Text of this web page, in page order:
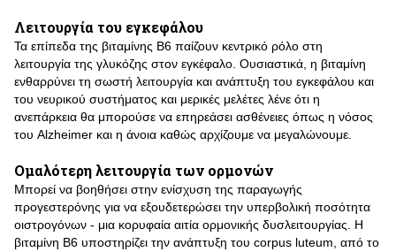
Λειτουργία του εγκεφάλου
Τα επίπεδα της βιταμίνης Β6 παίζουν κεντρικό ρόλο στη
λειτουργία της γλυκόζης στον εγκέφαλο. Ουσιαστικά, η βιταμίνη
ενθαρρύνει τη σωστή λειτουργία και ανάπτυξη του εγκεφάλου και
του νευρικού συστήματος και μερικές μελέτες λένε ότι η
ανεπάρκεια θα μπορούσε να επηρεάσει ασθένειες όπως η νόσος
του Alzheimer και η άνοια καθώς αρχίζουμε να μεγαλώνουμε.
Ομαλότερη λειτουργία των ορμονών
Μπορεί να βοηθήσει στην ενίσχυση της παραγωγής
προγεστερόνης για να εξουδετερώσει την υπερβολική ποσότητα
οιστρογόνων - μια κορυφαία αιτία ορμονικής δυσλειτουργίας. Η
βιταμίνη B6 υποστηρίζει την ανάπτυξη του corpus luteum, από το